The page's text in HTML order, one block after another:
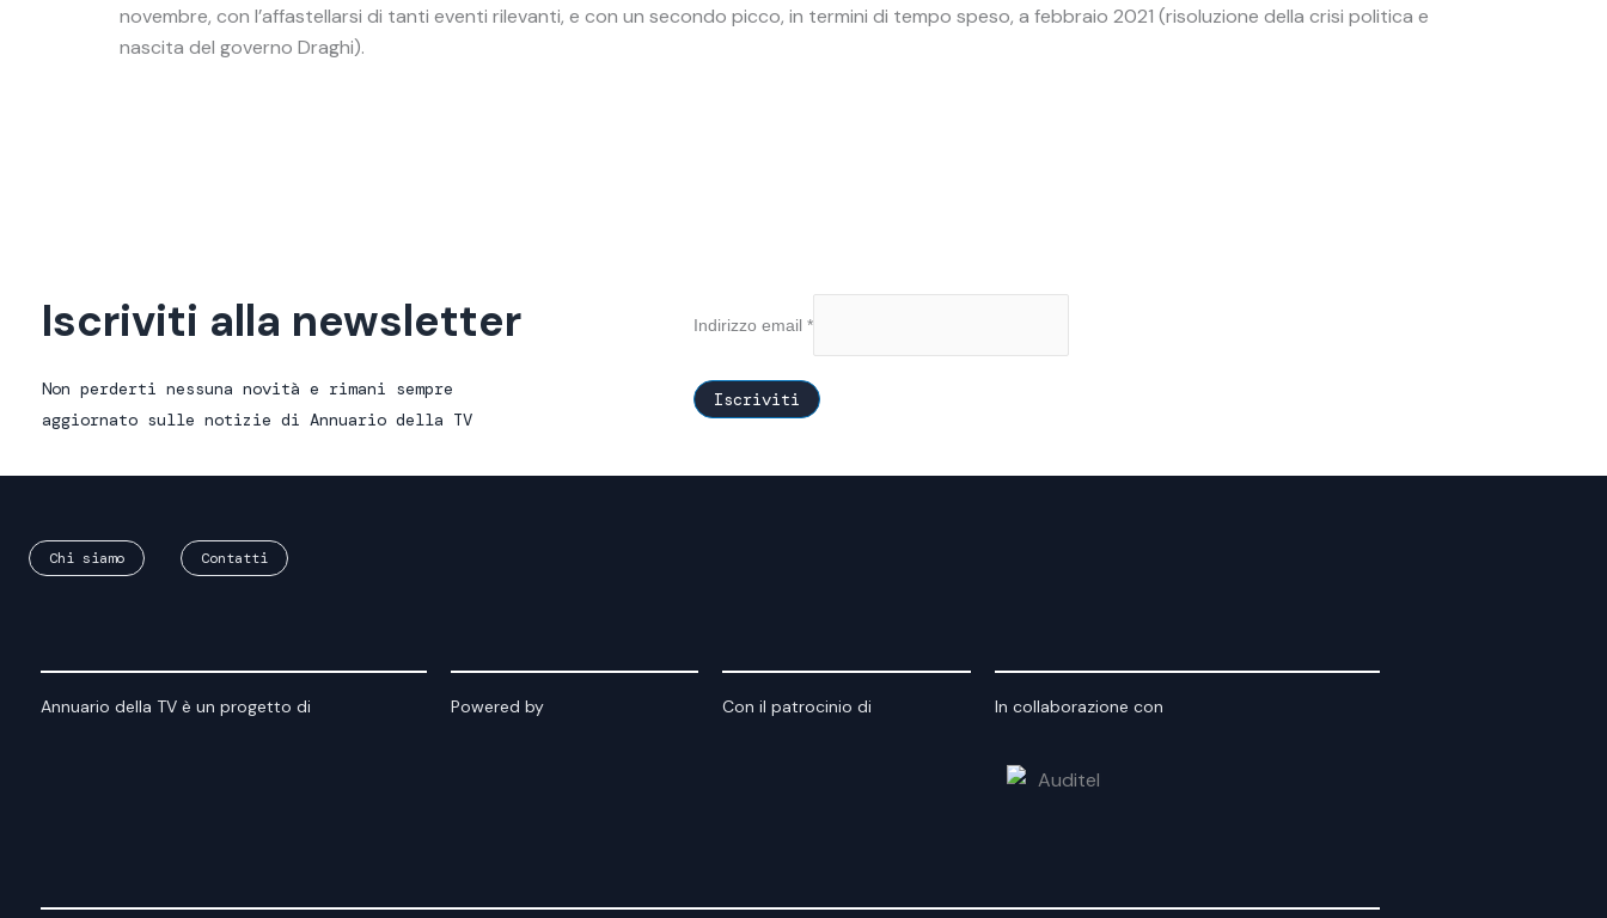
novembre, con l’affastellarsi di tanti eventi rilevanti, e con un secondo picco, in termini di tempo speso, a febbraio 2021 (risoluzione della crisi politica e
nascita del governo Draghi).
Iscriviti alla newsletter
Non perderti nessuna novità e rimani sempre
aggiornato sulle notizie di Annuario della TV
Indirizzo email *
Chi siamo Contatti
Annuario della TV è un progetto di Powered by Con il patrocinio di In collaborazione con